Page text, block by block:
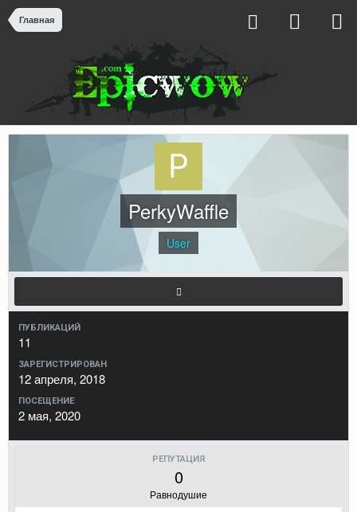
Главная
PerkyWaffle
User
ПУБЛИКАЦИЙ
11
ЗАРЕГИСТРИРОВАН
12 апреля, 2018
ПОСЕЩЕНИЕ
2 мая, 2020
РЕПУТАЦИЯ
0
Равнодушие